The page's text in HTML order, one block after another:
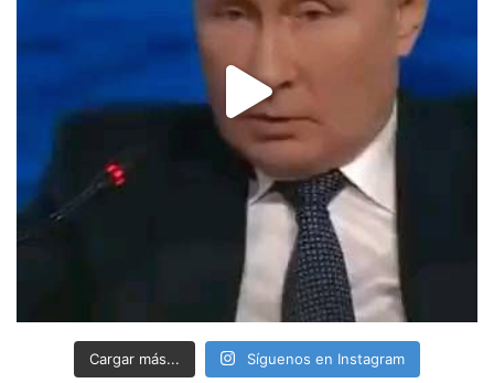
Cargar más... Síguenos en Instagram